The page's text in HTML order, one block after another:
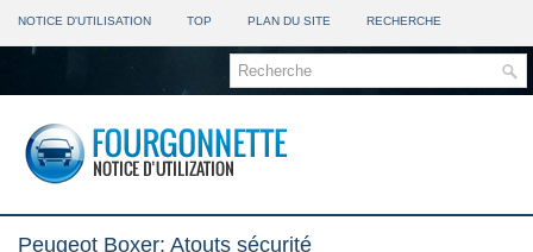
NOTICE D'UTILISATION TOP PLAN DU SITE RECHERCHE
Peugeot Boxer: Atouts sécurité